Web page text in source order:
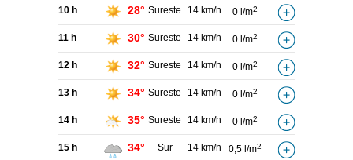
10 h 28° Sureste 14 km/h 0 l/m2
11 h 30° Sureste 14 km/h 0 l/m2
12 h 32° Sureste 14 km/h 0 l/m2
13 h 34° Sureste 14 km/h 0 l/m2
14 h 35° Sureste 14 km/h 0 l/m2
15 h 34° Sur 14 km/h 0,5 l/m2